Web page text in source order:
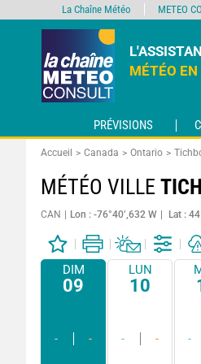
MÉTÉO
PRÉVISIONS
Accueil Canada Ontario
MÉTÉO VILLE
CAN Lon : -76°40’,632 W Lat :
DIM
09
- -
LUN
10
- - -
La Chaîne Météo METEO